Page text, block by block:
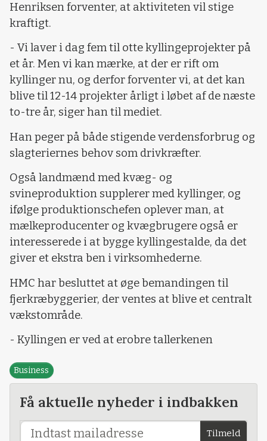
Henriksen forventer, at aktiviteten vil stige
kraftigt.
- Vi laver i dag fem til otte kyllingeprojekter på
et år. Men vi kan mærke, at der er rift om
kyllinger nu, og derfor forventer vi, at det kan
blive til 12-14 projekter årligt i løbet af de næste
to-tre år, siger han til mediet.
Han peger på både stigende verdensforbrug og
slagteriernes behov som drivkræfter.
Også landmænd med kvæg- og
svineproduktion supplerer med kyllinger, og
ifølge produktionschefen oplever man, at
mælkeproducenter og kvægbrugere også er
interesserede i at bygge kyllingestalde, da det
giver et ekstra ben i virksomhederne.
HMC har besluttet at øge bemandingen til
fjerkræbyggerier, der ventes at blive et centralt
vækstområde.
- Kyllingen er ved at erobre tallerkenen
Business
Få aktuelle nyheder i indbakken
Tilmeld